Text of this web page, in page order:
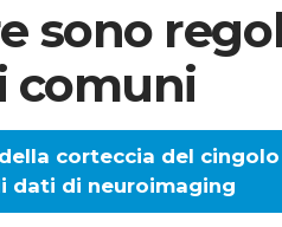
sono
comuni
corteccia del
dati di neuroimaging